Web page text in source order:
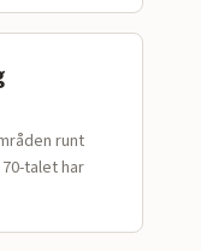
runt
talet har